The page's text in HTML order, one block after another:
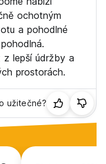
ochotným
a pohodlné
lepší údržby a
prostorách.
užitečné?